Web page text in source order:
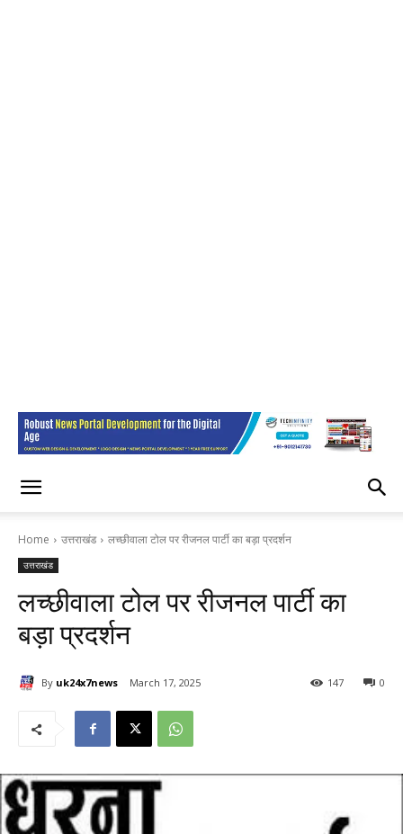
Home उत्तराखंड लच्छीवाला टोल पर रीजनल पार्टी का बड़ा प्रदर्शन
उत्तराखंड
लच्छीवाला टोल पर रीजनल पार्टी का
बड़ा प्रदर्शन
By uk24x7news March 17, 2025 0
147